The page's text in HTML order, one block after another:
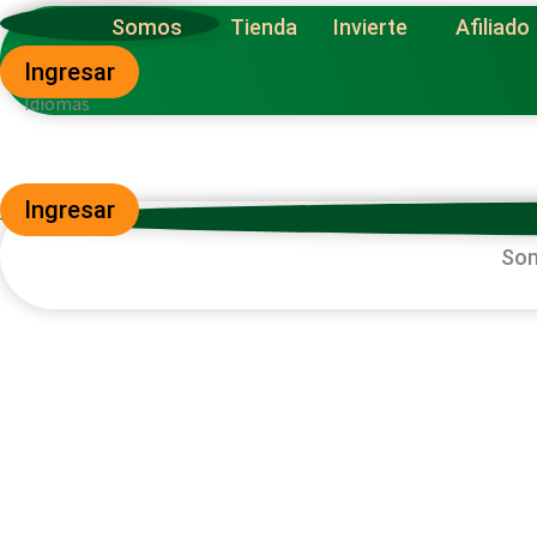
Ir
al
contenido
Somos Tienda Invierte Afiliado
Ingresar
Idiomas
Ingresar